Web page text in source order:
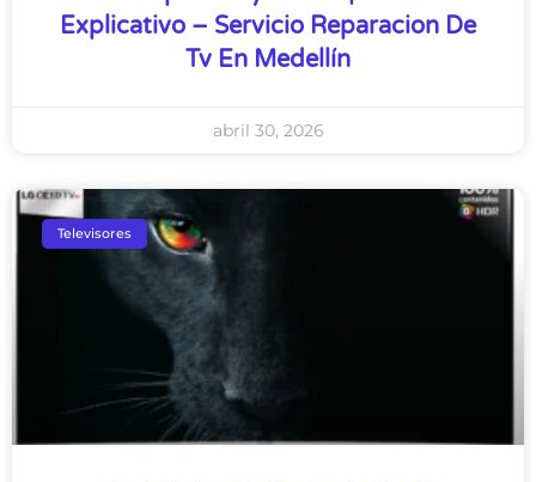
Explicativo – Servicio Reparacion De
Tv En Medellín
abril 30, 2026
Televisores